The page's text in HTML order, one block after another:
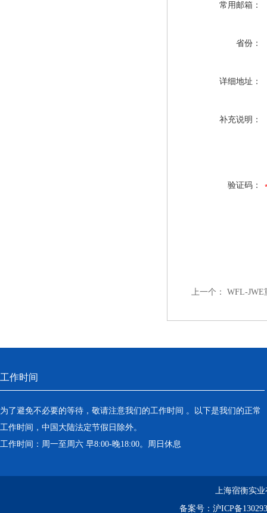
常用邮箱：
省份：
详细地址：
补充说明：
验证码：
上一个： WFL-JWE
工作时间
为了避免不必要的等待，敬请注意我们的工作时间 。以下是我们的正常
工作时间，中国大陆法定节假日除外。
工作时间：周一至周六 早8:00-晚18:00。周日休息
上海宿衡实
备案号： 沪ICP备